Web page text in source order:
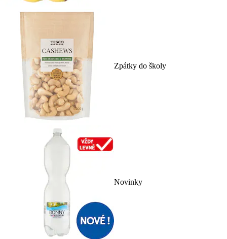
Zpátky do školy
Novinky